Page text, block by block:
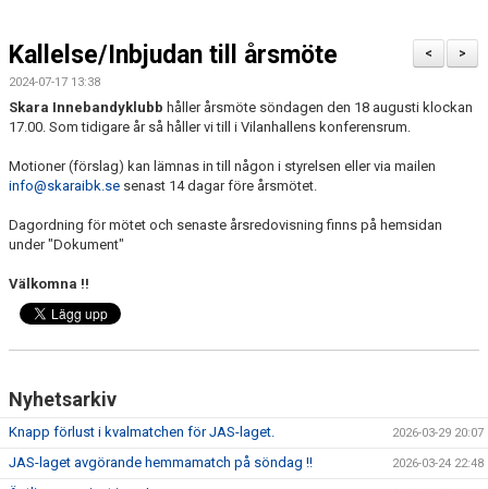
KRONMATCHEN
SERIETABELLER
MATCHVÄRDSKAP
LÄNKAR
VÅRA LAG
WEBSHOP
>
<
Kallelse/Inbjudan till årsmöte
2024-07-17 13:38
Skara Innebandyklubb håller årsmöte söndagen den 18 augusti klockan
17.00. Som tidigare år så håller vi till i Vilanhallens konferensrum.
Motioner (förslag) kan lämnas in till någon i styrelsen eller via mailen
info@skaraibk.se senast 14 dagar före årsmötet.
Dagordning för mötet och senaste årsredovisning finns på hemsidan
under "Dokument"
Välkomna !!
Nyhetsarkiv
Knapp förlust i kvalmatchen för JAS-laget. 2026-03-29 20:07
JAS-laget avgörande hemmamatch på söndag !! 2026-03-24 22:48